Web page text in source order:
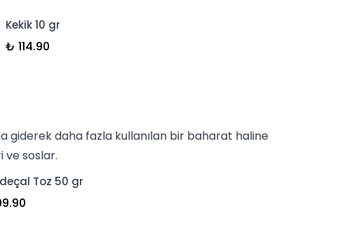
Kekik 10 gr
₺ 114.90
giderek daha fazla kullanılan bir baharat haline
ve soslar.
Toz 50 gr